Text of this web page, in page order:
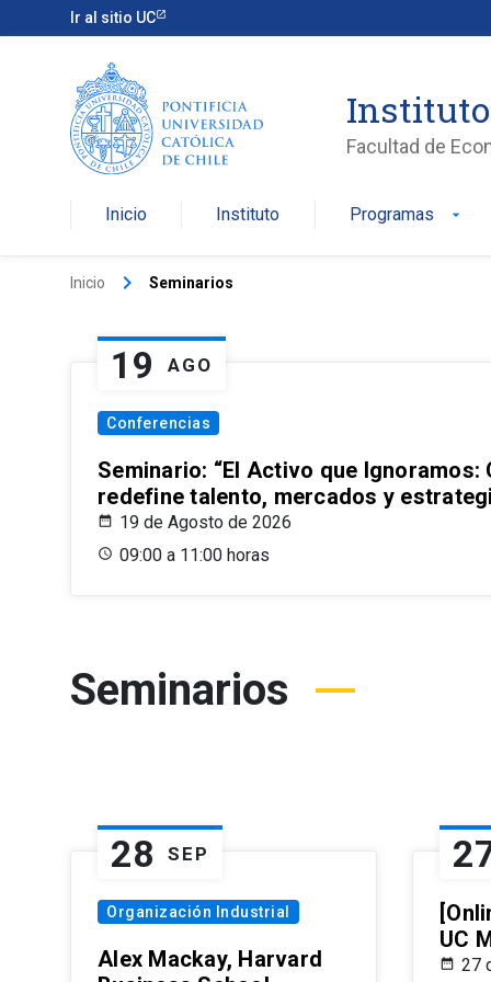
Ir al sitio UC
Facultad de
Inicio Instituto Programas arrow_drop_down
Inicio keyboard_arrow_right Seminarios
19 AGO
Conferencias
Seminario: “El Activo que
redefine talento, mercados y
19 de Agosto de 2026
09:00 a 11:00 horas
Seminarios
28 SEP
Organización Industrial
Alex Mackay, Harvard
UC
27